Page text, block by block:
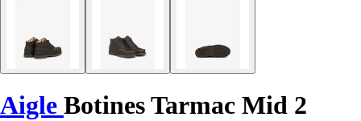
Aigle Botines Tarmac Mid 2